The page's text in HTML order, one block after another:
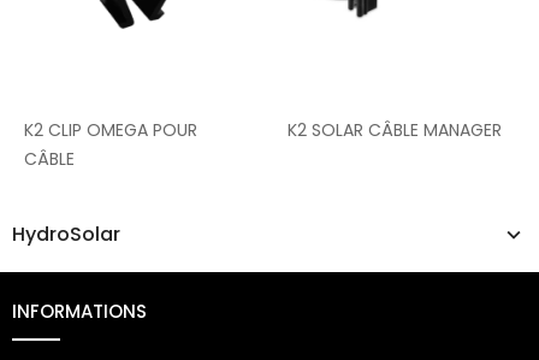
HydroSolar
K2 CLIP OMEGA POUR
CÂBLE
K2 SOLAR CÂBLE MANAGER
INFORMATIONS